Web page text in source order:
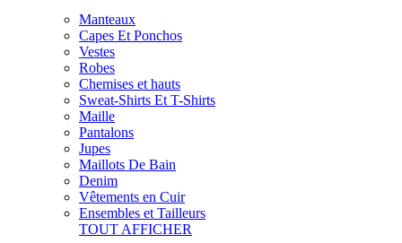
Manteaux
Capes Et Ponchos
Vestes
Robes
Chemises et hauts
Sweat-Shirts Et T-Shirts
Maille
Pantalons
Jupes
Maillots De Bain
Denim
Vêtements en Cuir
Ensembles et Tailleurs
TOUT AFFICHER